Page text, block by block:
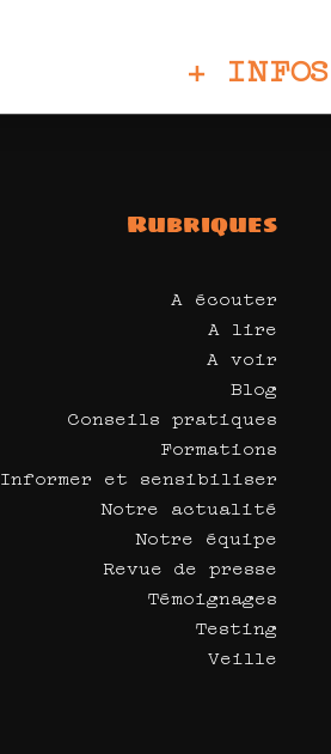
+ INFOS
Rubriques
A écouter
A lire
A voir
Blog
Conseils pratiques
Formations
Informer et sensibiliser
Notre actualité
Notre équipe
Revue de presse
Témoignages
Testing
Veille